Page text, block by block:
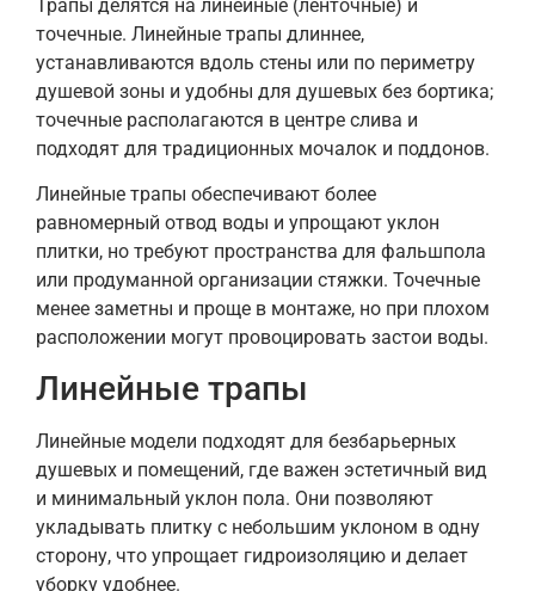
Трапы делятся на линейные (ленточные) и
точечные. Линейные трапы длиннее,
устанавливаются вдоль стены или по периметру
душевой зоны и удобны для душевых без бортика;
точечные располагаются в центре слива и
подходят для традиционных мочалок и поддонов.
Линейные трапы обеспечивают более
равномерный отвод воды и упрощают уклон
плитки, но требуют пространства для фальшпола
или продуманной организации стяжки. Точечные
менее заметны и проще в монтаже, но при плохом
расположении могут провоцировать застои воды.
Линейные трапы
Линейные модели подходят для безбарьерных
душевых и помещений, где важен эстетичный вид
и минимальный уклон пола. Они позволяют
укладывать плитку с небольшим уклоном в одну
сторону, что упрощает гидроизоляцию и делает
уборку удобнее.